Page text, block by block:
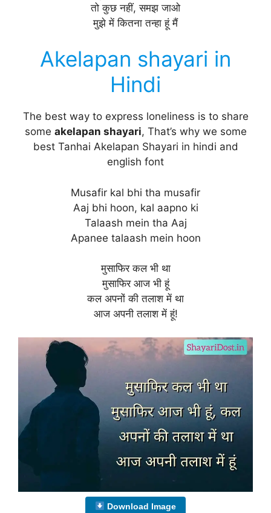
तो कुछ नहीं, समझ जाओ
मुझे में कितना तन्हा हूं मैं
Akelapan shayari in
Hindi
The best way to express loneliness is to share
some akelapan shayari, That’s why we some
best Tanhai Akelapan Shayari in hindi and
english font
Musafir kal bhi tha musafir
Aaj bhi hoon, kal aapno ki
Talaash mein tha Aaj
Apanee talaash mein hoon
मुसाफिर कल भी था
मुसाफिर आज भी हूं
कल अपनों की तलाश में था
आज अपनी तलाश में हूं!
Download Image